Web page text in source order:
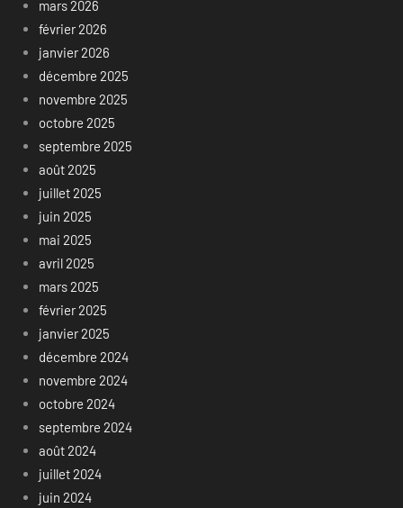
mars 2026
février 2026
janvier 2026
décembre 2025
novembre 2025
octobre 2025
septembre 2025
août 2025
juillet 2025
juin 2025
mai 2025
avril 2025
mars 2025
février 2025
janvier 2025
décembre 2024
novembre 2024
octobre 2024
septembre 2024
août 2024
juillet 2024
juin 2024